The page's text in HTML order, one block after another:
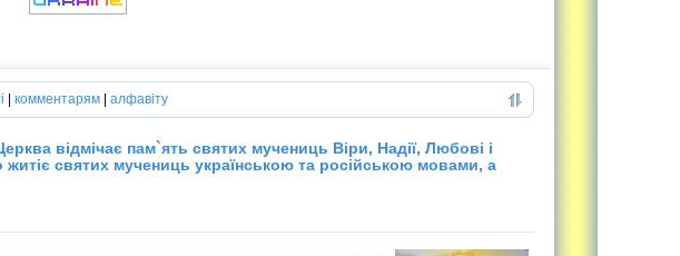
| комментарям | алфавіту
відмічає пам`ять святих мучениць Віри, Надії, Любові і
святих мучениць українською та російською мовами, а